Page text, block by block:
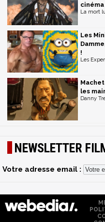
cinéma
La mort
Les
!
Les
les
Danny
NEWSLETTER
Votre adresse email :